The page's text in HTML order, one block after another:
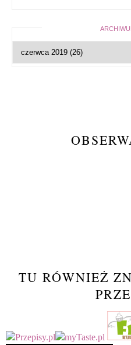
TU RÓWNIEŻ